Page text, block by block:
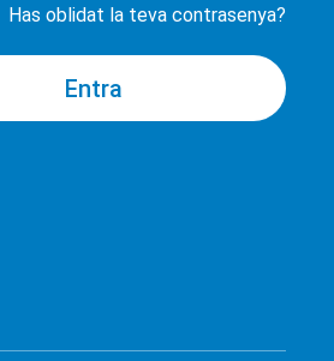
Has oblidat la teva contrasenya?